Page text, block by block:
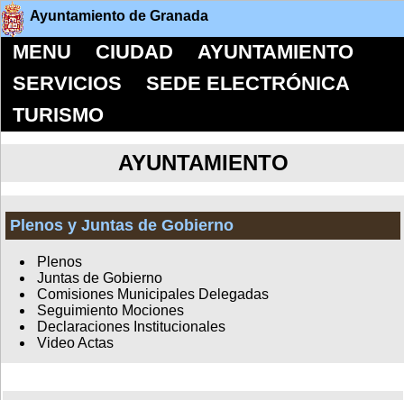
Ayuntamiento de Granada
MENU CIUDAD
AYUNTAMIENTO
SERVICIOS
SEDE ELECTRÓNICA
TURISMO
AYUNTAMIENTO
Plenos y Juntas de Gobierno
Plenos
Juntas de Gobierno
Comisiones Municipales Delegadas
Seguimiento Mociones
Declaraciones Institucionales
Video Actas